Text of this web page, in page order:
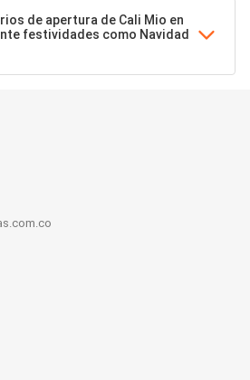
de apertura de Cali Mio en
festividades como Navidad